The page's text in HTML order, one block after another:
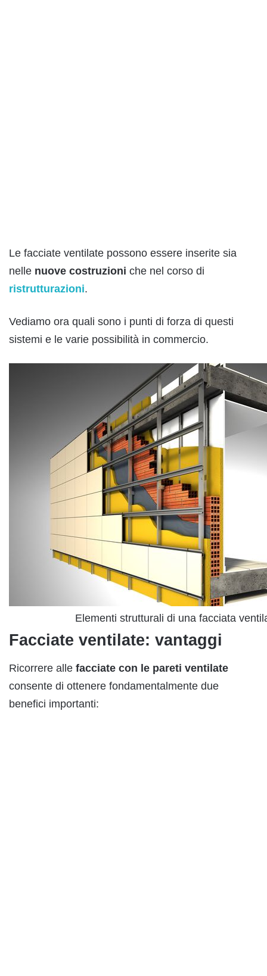
Le facciate ventilate possono essere inserite sia
nelle nuove costruzioni che nel corso di
ristrutturazioni.
Vediamo ora quali sono i punti di forza di questi
sistemi e le varie possibilità in commercio.
Elementi strutturali di una facciata
Facciate ventilate: vantaggi
Ricorrere alle facciate con le pareti ventilate
consente di ottenere fondamentalmente due
benefici importanti: